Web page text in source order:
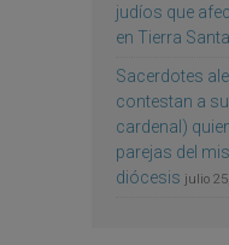
judíos que
en Tierra Santa
Sacerdotes
contestan a
cardenal)
parejas del
diócesis julio